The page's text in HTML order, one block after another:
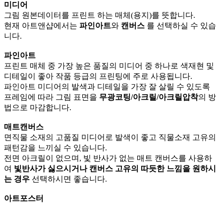
미디어
그림 원본데이터를 프린트 하는 매체(용지)를 뜻합니다.
현재 아트앤샵에서는 파인아트와 캔버스 를 선택하실 수 있습
니다.
파인아트
프린트 매체 중 가장 높은 품질의 미디어 중 하나로 색재현 및
디테일이 좋아 작품 등급의 프린팅에 주로 사용됩니다.
파인아트 미디어의 발색과 디테일을 가장 잘 살릴 수 있도록
프레임에 따라 그림 표면을 무광코팅/아크릴/아크릴압착의 방
법으로 마감합니다.
매트캔버스
면직물 소재의 고품질 미디어로 발색이 좋고 직물소재 고유의
패턴감을 느끼실 수 있습니다.
전면 아크릴이 없으며, 빛 반사가 없는 매트 캔버스를 사용하
여 빛반사가 싫으시거나 캔버스 고유의 따듯한 느낌을 원하시
는 경우 선택하시면 좋습니다.
아트포스터